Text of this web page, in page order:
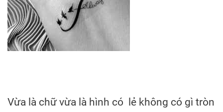
Vừa là chữ vừa là hình có lẻ không có gì tròn